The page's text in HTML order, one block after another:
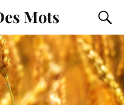
Mots